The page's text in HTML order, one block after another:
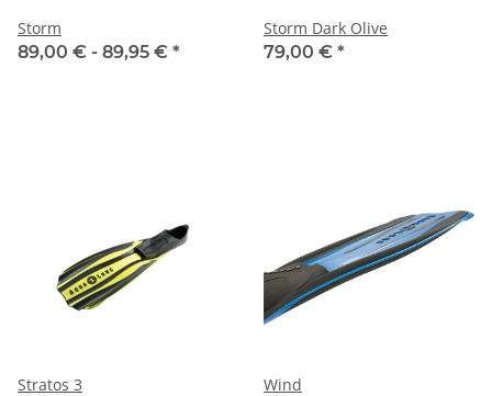
Storm
89,00 € - 89,95 € *
Storm Dark Olive
79,00 € *
Stratos 3
Wind